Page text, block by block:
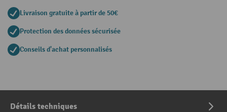
Livraison gratuite à partir de 50€
Protection des données sécurisée
Conseils d'achat personnalisés
Détails techniques